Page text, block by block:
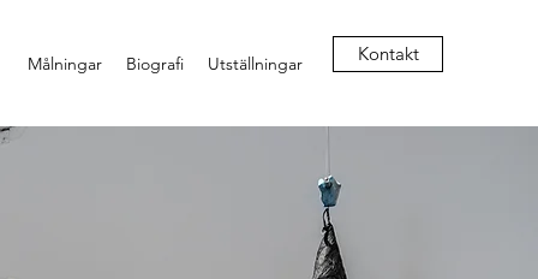
Målningar Biografi Utställningar Kontakt